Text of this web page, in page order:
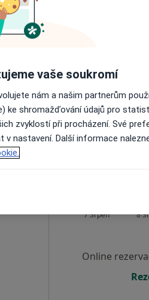
Online
7 Srpen 8
Online
vaše soukromí
nám a našim partnerům
ke shromažďování údajů pro
zvyklostí při procházení. Své
v nastavení. Další informace